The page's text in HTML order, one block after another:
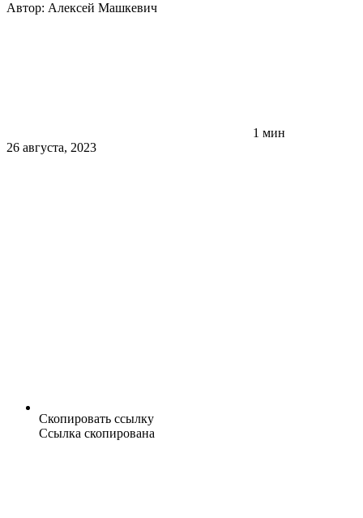
Автор: Алексей Машкевич
1 мин
26 августа, 2023
Скопировать ссылку
Ссылка скопирована